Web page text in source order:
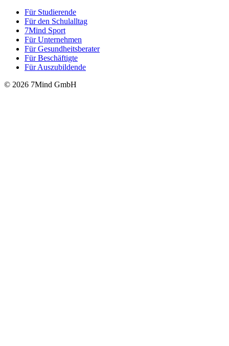
Für Stu­die­rende
Für den Schulalltag
7Mind Sport
Für Unter­neh­men
Für Gesund­heits­be­ra­ter
Für Beschäftigte
Für Auszubildende
© 2026 7Mind GmbH